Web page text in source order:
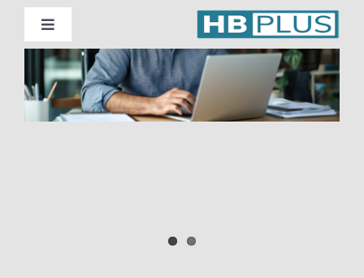
Skip
content
Toggle
Navigation
Standorte
Beratung